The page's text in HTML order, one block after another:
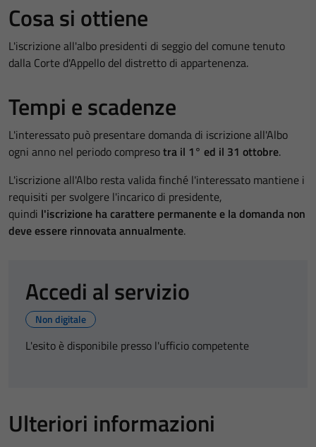
Cosa si ottiene
L'iscrizione all'albo presidenti di seggio del comune tenuto
dalla Corte d'Appello del distretto di appartenenza.
Tempi e scadenze
L'interessato può presentare domanda di iscrizione all'Albo
ogni anno nel periodo compresotra il 1° ed il 31 ottobre.
L'iscrizione all'Albo resta valida finché l'interessato mantiene i
requisiti per svolgere l'incarico di presidente,
quindi l'iscrizione ha carattere permanente e la domanda non
deve essere rinnovata annualmente.
Accedi al servizio
Non digitale
L'esito è disponibile presso l'ufficio competente
Ulteriori informazioni